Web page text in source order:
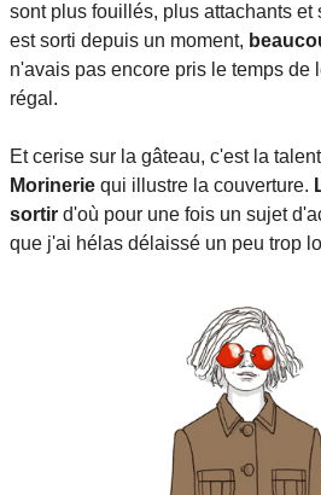
sont plus fouillés, plus attachants et
est sorti depuis un moment,
n'avais pas encore pris le temps de
régal.
Et cerise sur la gâteau, c'est la
Morinerie qui illustre la couverture.
sortir d'où pour une fois un sujet
que j'ai hélas délaissé un peu trop